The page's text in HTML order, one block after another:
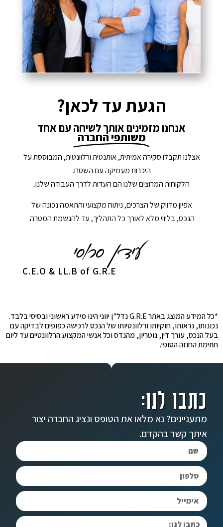
הגעת עד לכאן?
אנחנו מזמינים אותך לשיחה עם אחד
משותפי החברה
אצלנו תקבלו סקירה אמיתית, אותנטית ורלוונטית, המבוססת על
היכרות מעמיקה עם השטח.
הלקוחות המרוצים שלנו הם העדות לדרך העבודה שלנו.
אפיון מדויק של הצרכים, ניתוח מקצועי והתאמה נכונה של
הנכס, בליווי מלא לאורך כל התהליך, עד להגשמת המטרה.
C.E.O & LL.B of G.R.E
*כל המידע המוצג באתר G.R.E נדל"ן יווני הינו מידע ראשוני ובסיסי בלבד.
נכונותו, נראותו, חוקיותו ורלוונטיותו של הנכס לרכישה כפופים לבדיקה עם
בעל הנכס, עורך דין, נוטריון, מהנדס וכל אנשי המקצוע הרלוונטיים עד ליום
חתימת החוזה הסופי.
כתבו לנו:
מתעניינים? נא מלאו את הטופס ונציג החברה יצור
איתך קשר בהקדם.